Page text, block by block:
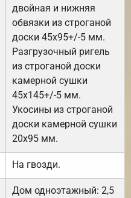
двойная и нижняя
обвязки из строганой
доски 45х95+/-5 мм.
Разгрузочный ригель
из строганой доски
камерной сушки
45х145+/-5 мм.
Укосины из строганой
доски камерной сушки
20х95 мм.
На гвозди.
Дом одноэтажный: 2,5